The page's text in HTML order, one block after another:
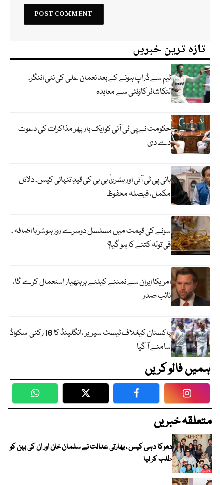
تازہ ترین خبریں
ٹیم سے ڈراپ ہونے کے بعد نعمان علی کی نئی اننگز،
لنکاشائر کاؤنٹی سے معاہدہ
حکومت نے پی ٹی آئی کو ایک بارپھر مذاکرات کی دعوت
دے دی
بانی پی ٹی آئی اور بشریٰ بی بی کی قیدِ تنہائی کیس، دلائل
مکمل، فیصلہ محفوظ
سونے کی قیمت میں مسلسل دوسرے روز ہوشربا اضافہ ،
فی تولہ کتنے کا ہو گیا؟
امریکا ایران سے نمٹنے کیلئے ہر ہتھیار استعمال کرے گا،
نائب صدر
پاکستان کیخلاف ٹیسٹ سیریز ، انگلینڈ کا 16 رکنی اسکواڈ
سامنے آ گیا
ہمیں فالو کریں
WhatsApp Twitter Facebook
متعلقہ خبریں
دھوکا دہی کیس ، بھارتی عدالت نے سلمان خان اور ان کی بہن کو
طلب کر لیا